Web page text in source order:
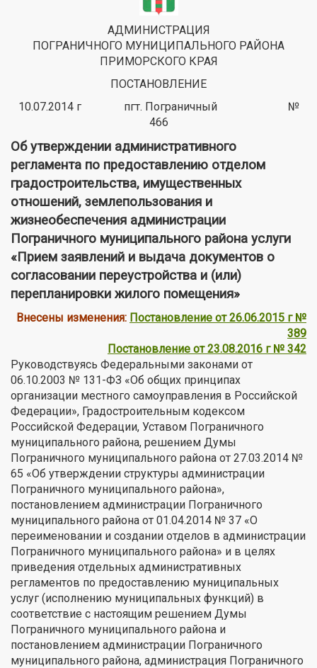
АДМИНИСТРАЦИЯ
ПОГРАНИЧНОГО МУНИЦИПАЛЬНОГО РАЙОНА
ПРИМОРСКОГО КРАЯ
ПОСТАНОВЛЕНИЕ
10.07.2014 г пгт. Пограничный №
466
Об утверждении административного
регламента по предоставлению отделом
градостроительства, имущественных
отношений, землепользования и
жизнеобеспечения администрации
Пограничного муниципального района услуги
«Прием заявлений и выдача документов о
согласовании переустройства и (или)
перепланировки жилого помещения»
Внесены изменения: Постановление от 26.06.2015 г №
389
Постановление от 23.08.2016 г № 342
Руководствуясь Федеральными законами от
06.10.2003 № 131-ФЗ «Об общих принципах
организации местного самоуправления в Российской
Федерации», Градостроительным кодексом
Российской Федерации, Уставом Пограничного
муниципального района, решением Думы
Пограничного муниципального района от 27.03.2014 №
65 «Об утверждении структуры администрации
Пограничного муниципального района»,
постановлением администрации Пограничного
муниципального района от 01.04.2014 № 37 «О
переименовании и создании отделов в администрации
Пограничного муниципального района» и в целях
приведения отдельных административных
регламентов по предоставлению муниципальных
услуг (исполнению муниципальных функций) в
соответствие с настоящим решением Думы
Пограничного муниципального района и
постановлением администрации Пограничного
муниципального района, администрация Пограничного